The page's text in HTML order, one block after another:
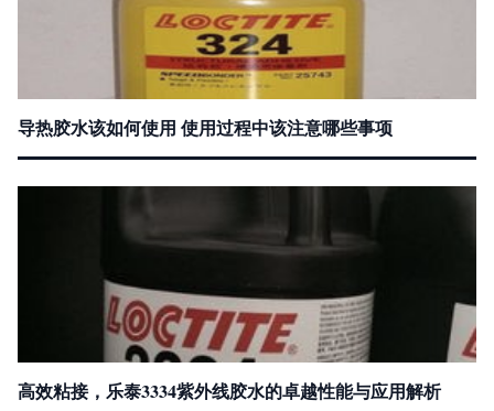
导热胶水该如何使用 使用过程中该注意哪些事项
高效粘接，乐泰3334紫外线胶水的卓越性能与应用解析